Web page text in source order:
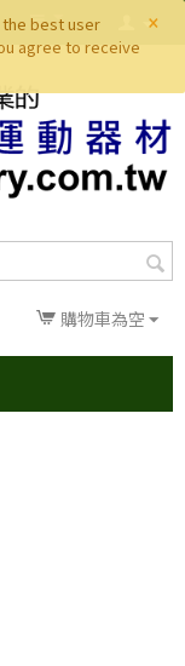
×
best user
agree to receive
購物車為空